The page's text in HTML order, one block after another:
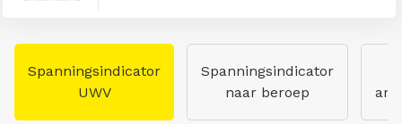
Spanningsindicator
UWV
Spanningsindicator
naar beroep